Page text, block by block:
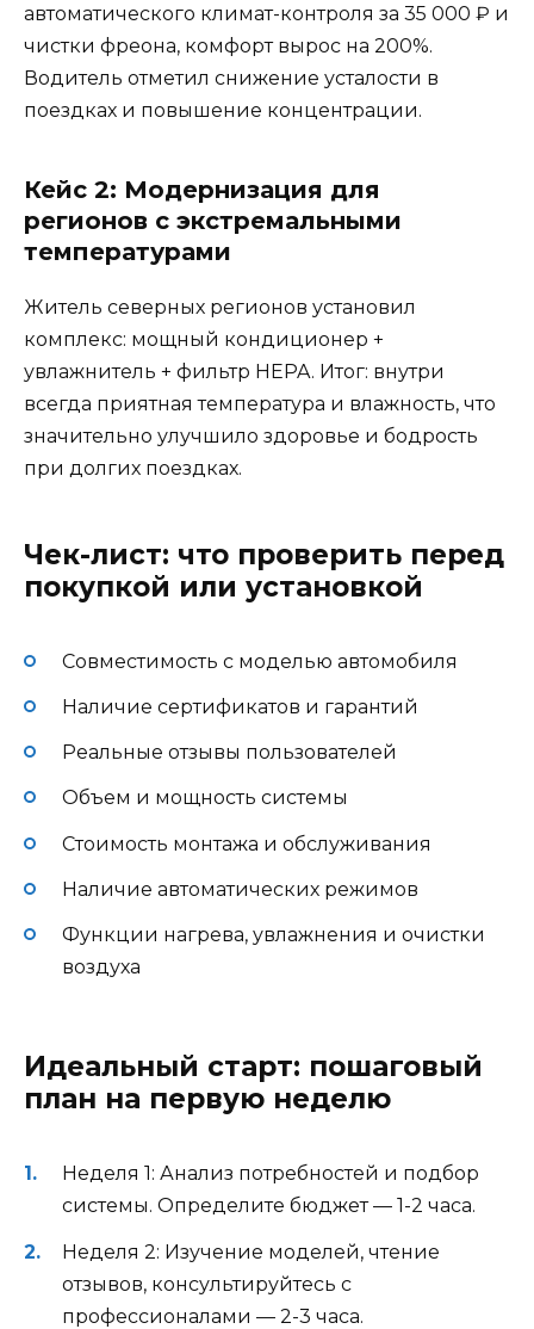
автоматического климат-контроля за 35 000 ₽ и
чистки фреона, комфорт вырос на 200%.
Водитель отметил снижение усталости в
поездках и повышение концентрации.
Кейс 2: Модернизация для
регионов с экстремальными
температурами
Житель северных регионов установил
комплекс: мощный кондиционер +
увлажнитель + фильтр HEPA. Итог: внутри
всегда приятная температура и влажность, что
значительно улучшило здоровье и бодрость
при долгих поездках.
Чек-лист: что проверить перед
покупкой или установкой
Совместимость с моделью автомобиля
Наличие сертификатов и гарантий
Реальные отзывы пользователей
Объем и мощность системы
Стоимость монтажа и обслуживания
Наличие автоматических режимов
Функции нагрева, увлажнения и очистки
воздуха
Идеальный старт: пошаговый
план на первую неделю
Неделя 1: Анализ потребностей и подбор
системы. Определите бюджет — 1-2 часа.
Неделя 2: Изучение моделей, чтение
отзывов, консультируйтесь с
профессионалами — 2-3 часа.